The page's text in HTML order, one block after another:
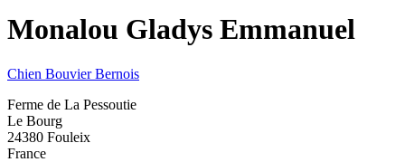
Monalou Gladys Emmanuel
Chien Bouvier Bernois
Ferme de La Pessoutie
Le Bourg
24380 Fouleix
France